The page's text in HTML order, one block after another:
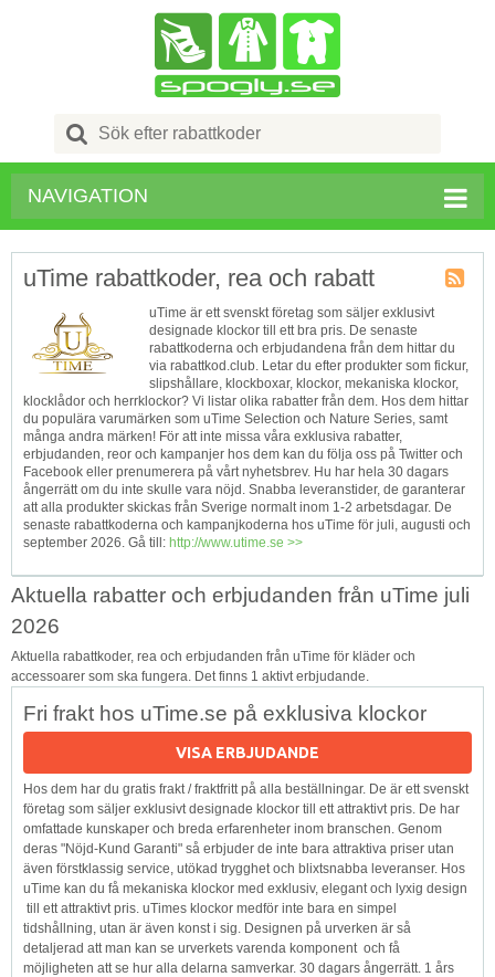
Search
for:
NAVIGATION
uTime rabattkoder, rea och rabatt
uTime är ett svenskt företag som säljer exklusivt
designade klockor till ett bra pris. De senaste
rabattkoderna och erbjudandena från dem hittar du
via rabattkod.club. Letar du efter produkter som fickur,
slipshållare, klockboxar, klockor, mekaniska klockor,
klocklådor och herrklockor? Vi listar olika rabatter från dem. Hos dem hittar
du populära varumärken som ‎uTime Selection och Nature Series, samt
många andra märken! För att inte missa våra exklusiva rabatter,
erbjudanden, reor och kampanjer hos dem kan du följa oss på Twitter och
Facebook eller prenumerera på vårt nyhetsbrev. Hu har hela 30 dagars
ångerrätt om du inte skulle vara nöjd. Snabba leveranstider, de garanterar
att alla produkter skickas från Sverige normalt inom 1-2 arbetsdagar. De
senaste rabattkoderna och kampanjkoderna hos uTime för juli, augusti och
september 2026. Gå till: http://www.utime.se >>
Aktuella rabatter och erbjudanden från uTime juli
2026
Aktuella rabattkoder, rea och erbjudanden från uTime för kläder och
accessoarer som ska fungera. Det finns 1 aktivt erbjudande.
Fri frakt hos uTime.se på exklusiva klockor
VISA ERBJUDANDE
Hos dem har du gratis frakt / fraktfritt på alla beställningar. De är ett svenskt
företag som säljer exklusivt designade klockor till ett attraktivt pris. De har
omfattade kunskaper och breda erfarenheter inom branschen. Genom
deras "Nöjd-Kund Garanti" så erbjuder de inte bara attraktiva priser utan
även förstklassig service, utökad trygghet och blixtsnabba leveranser. Hos
uTime kan du få mekaniska klockor med exklusiv, elegant och lyxig design
till ett attraktivt pris. uTimes klockor medför inte bara en simpel
tidshållning, utan är även konst i sig. Designen på urverken är så
detaljerad att man kan se urverkets varenda komponent och få
möjligheten att se hur alla delarna samverkar. 30 dagars ångerrätt. 1 års